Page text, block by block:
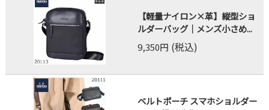
【軽量ナイロン×革】縦型ショ
ルダーバッグ｜メンズ小さめ...
9,350円 (税込)
ベルトポーチ スマホショルダー